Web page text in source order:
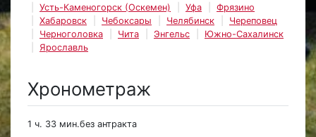
Усть-Каменогорск (Оскемен)
Уфа
Фрязино
Хабаровск
Чебоксары Челябинск
Череповец
Черноголовка
Чита Энгельс
Южно-Сахалинск
Ярославль
Хронометраж
1 ч. 33 мин.без антракта